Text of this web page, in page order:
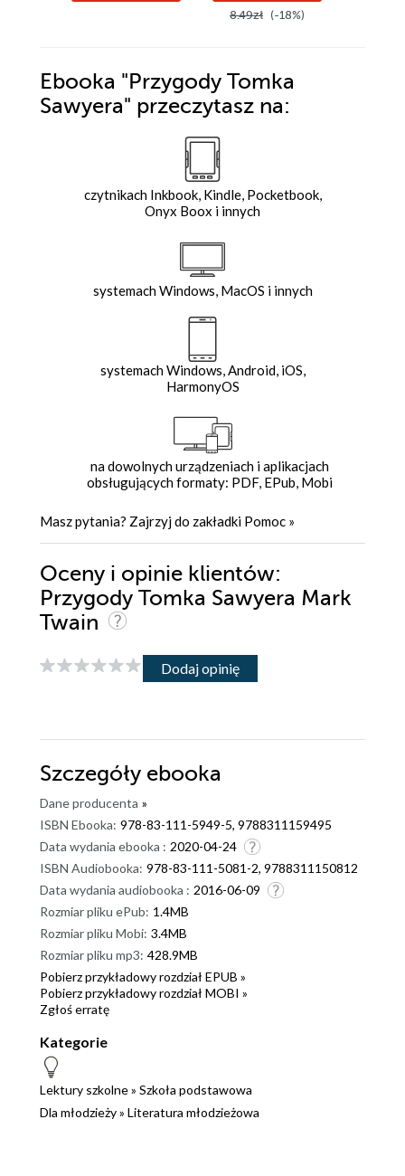
8.49zł (-18%)
Ebooka "Przygody Tomka
Sawyera" przeczytasz na:
czytnikach Inkbook, Kindle, Pocketbook,
Onyx Boox i innych
systemach Windows, MacOS i innych
systemach Windows, Android, iOS,
HarmonyOS
na dowolnych urządzeniach i aplikacjach
obsługujących formaty: PDF, EPub, Mobi
Masz pytania? Zajrzyj do zakładki Pomoc »
Oceny i opinie klientów:
Przygody Tomka Sawyera Mark
Twain
Dodaj opinię
Szczegóły ebooka
Dane producenta »
ISBN Ebooka: 978-83-111-5949-5, 9788311159495
Data wydania ebooka : 2020-04-24
ISBN Audiobooka: 978-83-111-5081-2, 9788311150812
Data wydania audiobooka : 2016-06-09
Rozmiar pliku ePub: 1.4MB
Rozmiar pliku Mobi: 3.4MB
Rozmiar pliku mp3: 428.9MB
Pobierz przykładowy rozdział EPUB »
Pobierz przykładowy rozdział MOBI »
Zgłoś erratę
Kategorie
Lektury szkolne» Szkoła podstawowa
Dla młodzieży» Literatura młodzieżowa